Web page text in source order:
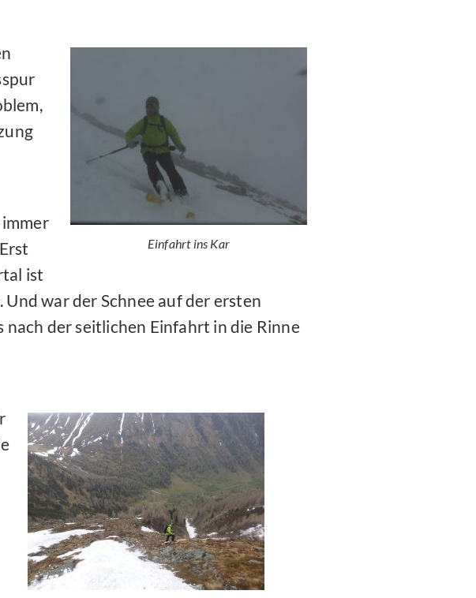
Einfahrt ins Kar
ist
war der Schnee auf der ersten
nach der seitlichen Einfahrt in die Rinne